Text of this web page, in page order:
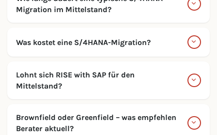
Migration im Mittelstand?
Was kostet eine S/4HANA-Migration?
Lohnt sich RISE with SAP für den
Mittelstand?
Brownfield oder Greenfield – was empfehlen
Berater aktuell?